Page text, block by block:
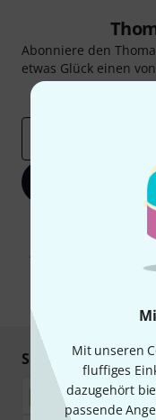
Mit unseren
fluffiges
dazugehört
passende
Abonniere den
etwas Glück einen von
Mit Klick auf „Jetzt
Werbung und einer
Abmeldung ist jederzeit
Sicher einkaufen